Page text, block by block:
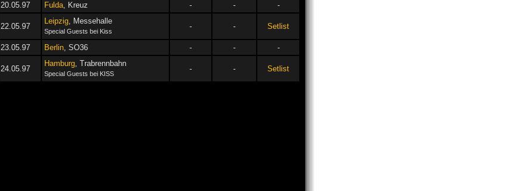
20.05.97 Fulda, Kreuz - - -
22.05.97
Leipzig, Messehalle
Special Guests bei Kiss
- - Setlist
23.05.97 Berlin, SO36 - - -
24.05.97
Hamburg, Trabrennbahn
Special Guests bei KISS
- - Setlist